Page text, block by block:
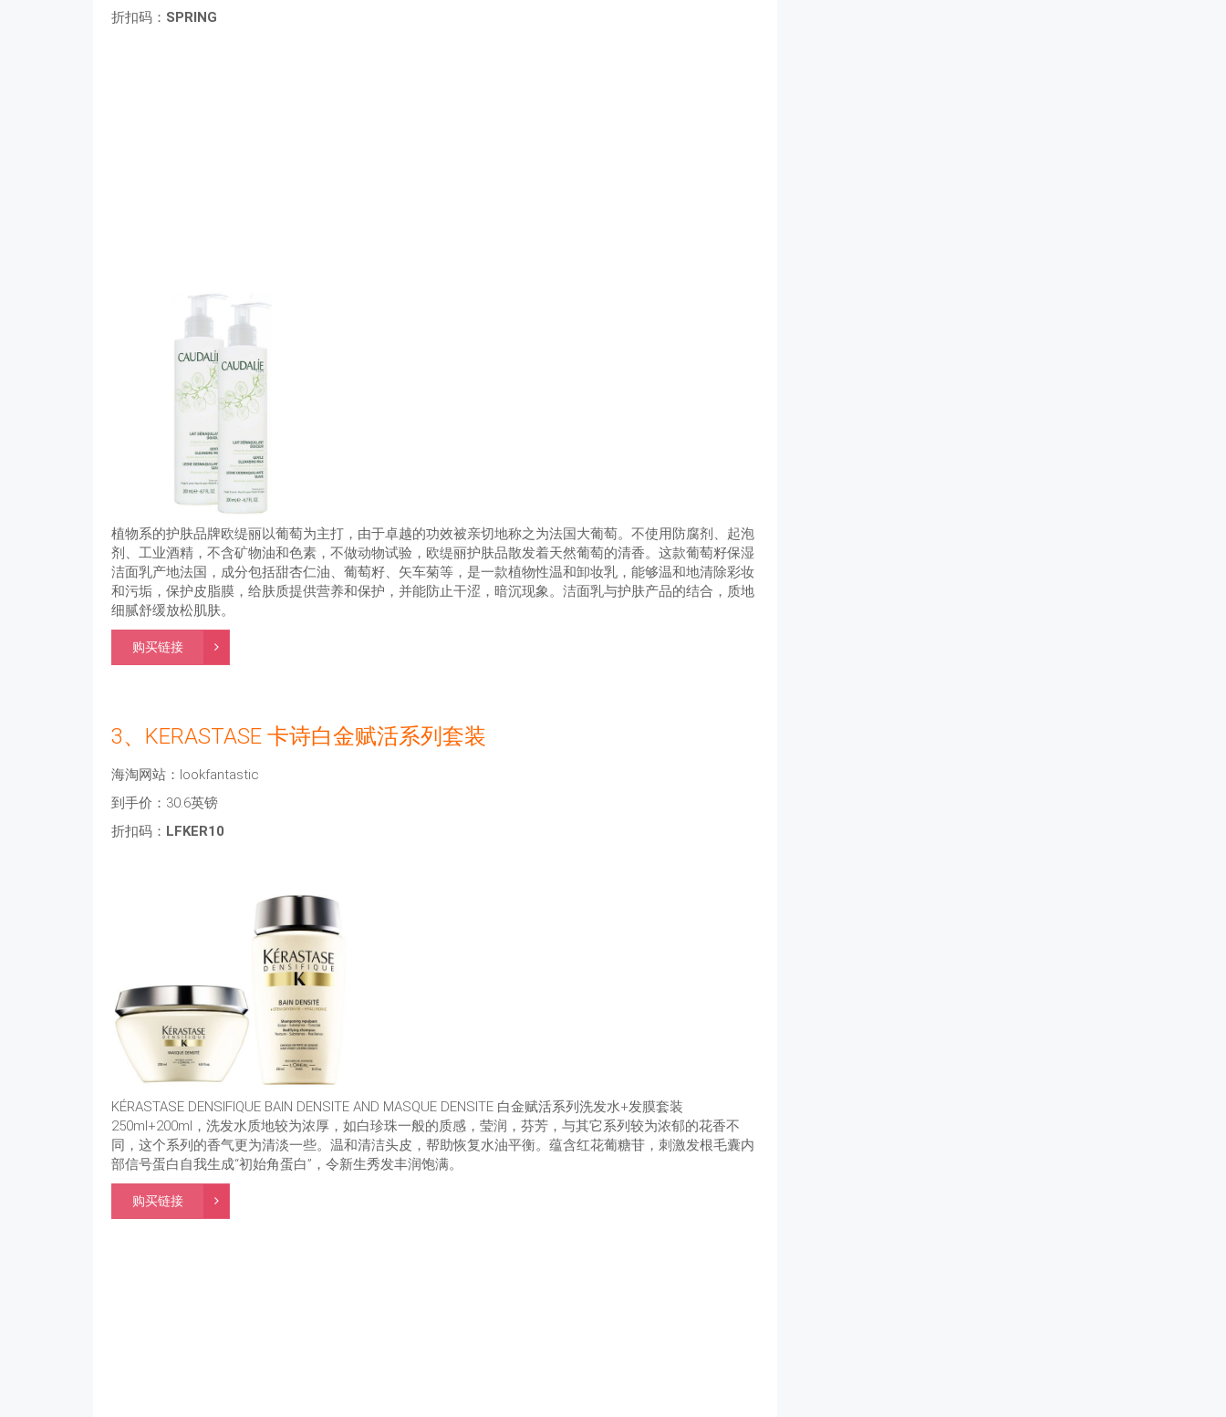
折扣码： SPRING
植物系的护肤品牌欧缇丽以葡萄为主打，由于卓越的功效被亲切地称之为法国大葡萄。不使用防腐剂、起泡
剂、工业酒精，不含矿物油和色素，不做动物试验，欧缇丽护肤品散发着天然葡萄的清香。这款葡萄籽保湿
洁面乳产地法国，成分包括甜杏仁油、葡萄籽、矢车菊等，是一款植物性温和卸妆乳，能够温和地清除彩妆
和污垢，保护皮脂膜，给肤质提供营养和保护，并能防止干涩，暗沉现象。洁面乳与护肤产品的结合，质地
细腻舒缓放松肌肤。
购买链接
3、KERASTASE 卡诗白金赋活系列套装
海淘网站：lookfantastic
到手价：30.6英镑
折扣码： LFKER10
KÉRASTASE DENSIFIQUE BAIN DENSITE AND MASQUE DENSITE 白金赋活系列洗发水+发膜套装
250ml+200ml，洗发水质地较为浓厚，如白珍珠一般的质感，莹润，芬芳，与其它系列较为浓郁的花香不
同，这个系列的香气更为清淡一些。温和清洁头皮，帮助恢复水油平衡。蕴含红花葡糖苷，刺激发根毛囊内
部信号蛋白自我生成“初始角蛋白”，令新生秀发丰润饱满。
购买链接